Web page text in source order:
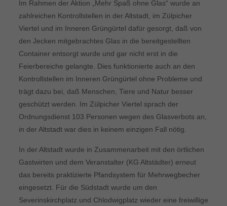
Im Rahmen der Aktion „Mehr Spaß ohne Glas“ wurde an
zahlreichen Kontrollstellen in der Altstadt, im Zülpicher
Viertel und im Inneren Grüngürtel dafür gesorgt, daß von
den Jecken mitgebrachtes Glas in die bereitgestellten
Container entsorgt wurde und gar nicht erst in die
Feierbereiche gelangte. Dies funktionierte auch an den
Kontrollstellen im Inneren Grüngürtel ohne Probleme und
trägt dazu bei, daß Menschen, Tiere und Natur besser
geschützt werden. Im Zülpicher Viertel sprach der
Ordnungsdienst 103 Personen wegen des Glasverbots an,
in der Altstadt war dies in keinem einzigen Fall nötig.
In der Altstadt wurde in Zusammenarbeit mit den örtlichen
Gastwirten und dem Veranstalter (KG Altstädter) erneut
das bereits praktizierte Pfandsystem für Mehrwegbecher
eingesetzt. Für die Südstadt wurde um den
Severinskirchplatz und Chlodwigplatz wieder eine freiwillige